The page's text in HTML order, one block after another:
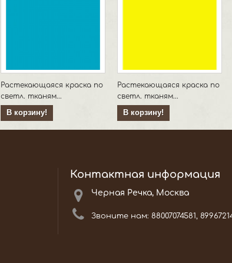
Растекающаяся краска по
светл. тканям...
В корзину!
Растекающаяся краска по
светл. тканям...
В корзину!
Контактная информация
Черная Речка, Москва
Звоните нам: 88007074581,